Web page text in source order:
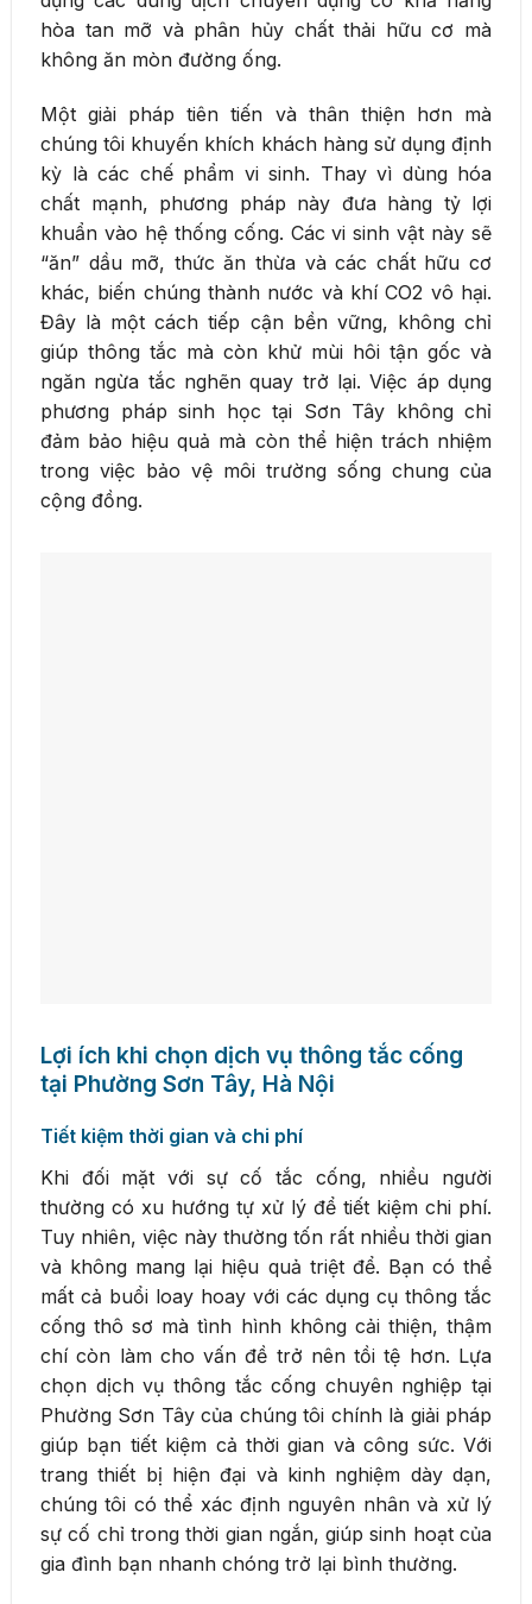
hòa tan mỡ và phân hủy chất thải hữu cơ mà
không ăn mòn đường ống.
Một giải pháp tiên tiến và thân thiện hơn mà
chúng tôi khuyến khích khách hàng sử dụng định
kỳ là các chế phẩm vi sinh. Thay vì dùng hóa
chất mạnh, phương pháp này đưa hàng tỷ lợi
khuẩn vào hệ thống cống. Các vi sinh vật này sẽ
“ăn” dầu mỡ, thức ăn thừa và các chất hữu cơ
khác, biến chúng thành nước và khí CO2 vô hại.
Đây là một cách tiếp cận bền vững, không chỉ
giúp thông tắc mà còn khử mùi hôi tận gốc và
ngăn ngừa tắc nghẽn quay trở lại. Việc áp dụng
phương pháp sinh học tại Sơn Tây không chỉ
đảm bảo hiệu quả mà còn thể hiện trách nhiệm
trong việc bảo vệ môi trường sống chung của
cộng đồng.
Lợi ích khi chọn dịch vụ thông tắc cống
tại Phường Sơn Tây, Hà Nội
Tiết kiệm thời gian và chi phí
Khi đối mặt với sự cố tắc cống, nhiều người
thường có xu hướng tự xử lý để tiết kiệm chi phí.
Tuy nhiên, việc này thường tốn rất nhiều thời gian
và không mang lại hiệu quả triệt để. Bạn có thể
mất cả buổi loay hoay với các dụng cụ thông tắc
cống thô sơ mà tình hình không cải thiện, thậm
chí còn làm cho vấn đề trở nên tồi tệ hơn. Lựa
chọn dịch vụ thông tắc cống chuyên nghiệp tại
Phường Sơn Tây của chúng tôi chính là giải pháp
giúp bạn tiết kiệm cả thời gian và công sức. Với
trang thiết bị hiện đại và kinh nghiệm dày dạn,
chúng tôi có thể xác định nguyên nhân và xử lý
sự cố chỉ trong thời gian ngắn, giúp sinh hoạt của
gia đình bạn nhanh chóng trở lại bình thường.